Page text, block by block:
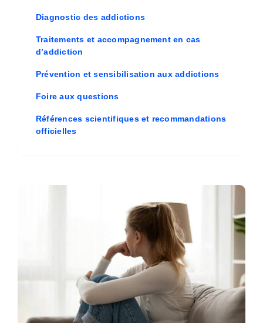
Diagnostic des addictions
Traitements et accompagnement en cas
d’addiction
Prévention et sensibilisation aux addictions
Foire aux questions
Références scientifiques et recommandations
officielles